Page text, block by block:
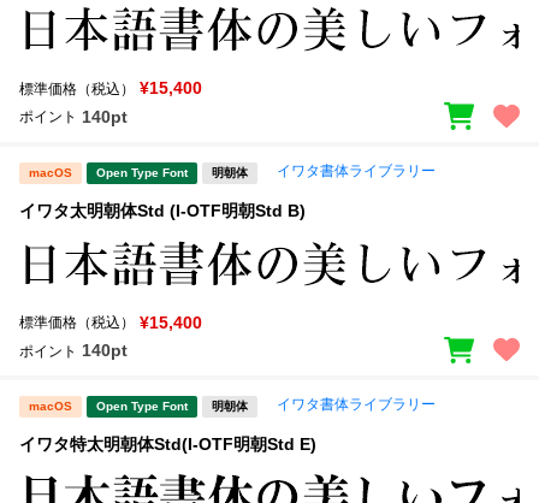
標準価格（税込） ¥15,400
ポイント 140pt
macOS Open Type Font 明朝体 イワタ書体ライブラリー
イワタ太明朝体Std (I-OTF明朝Std B)
標準価格（税込） ¥15,400
ポイント 140pt
macOS Open Type Font 明朝体 イワタ書体ライブラリー
イワタ特太明朝体Std(I-OTF明朝Std E)